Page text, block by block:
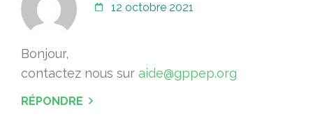
12 octobre 2021
Bonjour,
contactez nous sur aide@gppep.org
RÉPONDRE